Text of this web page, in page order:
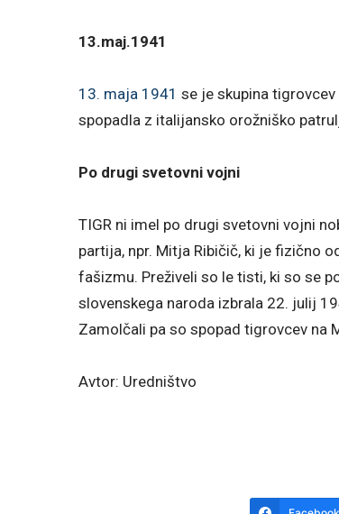
13.maj.1941
13. maja 1941 se je skupina tigrovcev
spopadla z italijansko orožniško
Po drugi svetovni vojni
TIGR ni imel po drugi svetovni vojni
partija, npr. Mitja Ribičič, ki je fizično
fašizmu. Preživeli so le tisti, ki so se
slovenskega naroda izbrala 22. julij
Zamolčali pa so spopad tigrovcev na
Avtor: Uredništvo